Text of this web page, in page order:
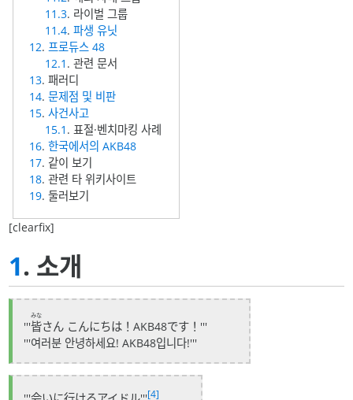
11.3. 라이벌 그룹
11.4.파생 유닛
12.프로듀스 48
12.1 . 관련 문서
13. 패러디
14.문제점 및 비판
15.사건사고
15.1 . 표절·벤치마킹 사례
16.한국에서의 AKB48
17. 같이 보기
18. 관련 타 위키사이트
19. 둘러보기
[clearfix]
1. 소개
'''皆
みな
さん こんにちは！AKB48です！'''
'''여러분 안녕하세요! AKB48입니다!'''
[4]